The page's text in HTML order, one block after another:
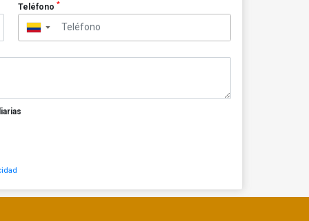
Teléfono *
▼